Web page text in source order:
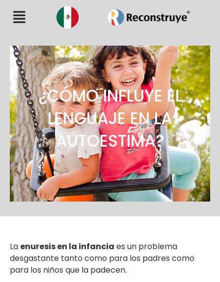
¿CÓMO INFLUYE EL
LENGUAJE EN LA
AUTOESTIMA?
La enuresis en la infancia es un problema
desgastante tanto como para los padres como
para los niños que la padecen.